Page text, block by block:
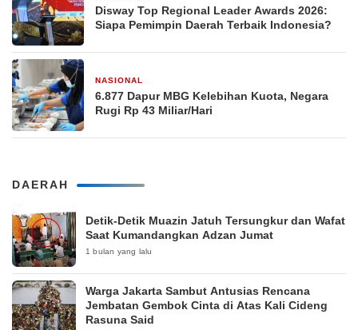
Disway Top Regional Leader Awards 2026:
Siapa Pemimpin Daerah Terbaik Indonesia?
NASIONAL
6.877 Dapur MBG Kelebihan Kuota, Negara
Rugi Rp 43 Miliar/Hari
DAERAH
Detik-Detik Muazin Jatuh Tersungkur dan Wafat
Saat Kumandangkan Adzan Jumat
1 bulan yang lalu
Warga Jakarta Sambut Antusias Rencana
Jembatan Gembok Cinta di Atas Kali Cideng
Rasuna Said